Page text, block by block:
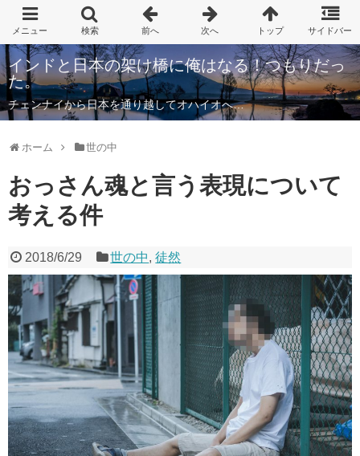
インドと日本の架け橋に俺はなる！つもりだっ
た。
チェンナイから日本を通り越してオハイオへ…
ホーム 世の中
おっさん魂と言う表現について
考える件
2018/6/29 世の中,徒然